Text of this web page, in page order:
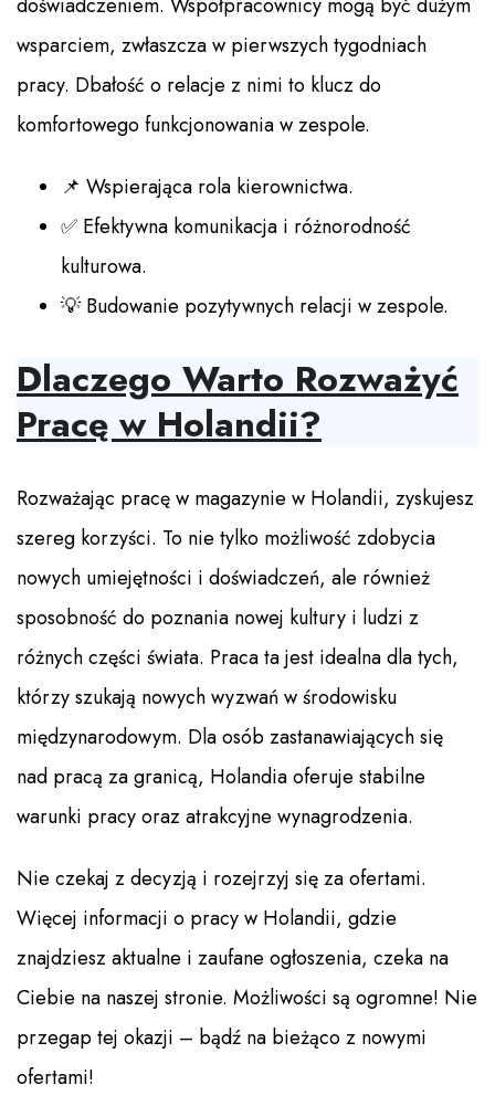
doświadczeniem. Współpracownicy mogą być dużym
wsparciem, zwłaszcza w pierwszych tygodniach
pracy. Dbałość o relacje z nimi to klucz do
komfortowego funkcjonowania w zespole.
📌 Wspierająca rola kierownictwa.
✅ Efektywna komunikacja i różnorodność
kulturowa.
💡 Budowanie pozytywnych relacji w zespole.
Dlaczego Warto Rozważyć
Pracę w Holandii?
Rozważając pracę w magazynie w Holandii, zyskujesz
szereg korzyści. To nie tylko możliwość zdobycia
nowych umiejętności i doświadczeń, ale również
sposobność do poznania nowej kultury i ludzi z
różnych części świata. Praca ta jest idealna dla tych,
którzy szukają nowych wyzwań w środowisku
międzynarodowym. Dla osób zastanawiających się
nad pracą za granicą, Holandia oferuje stabilne
warunki pracy oraz atrakcyjne wynagrodzenia.
Nie czekaj z decyzją i rozejrzyj się za ofertami.
Więcej informacji o pracy w Holandii, gdzie
znajdziesz aktualne i zaufane ogłoszenia, czeka na
Ciebie na naszej stronie. Możliwości są ogromne! Nie
przegap tej okazji – bądź na bieżąco z nowymi
ofertami!